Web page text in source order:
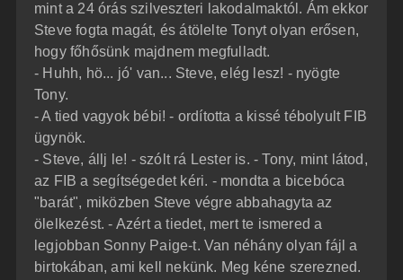
mint a 24 órás szilveszteri lakodalmaktól. Ám ekkor
Steve fogta magát, és átölelte Tonyt olyan erősen,
hogy főhősünk majdnem megfulladt.
- Huhh, hö... jó' van... Steve, elég lesz! - nyögte
Tony.
- A tied vagyok bébi! - ordította a kissé tébolyult FIB
ügynök.
- Steve, állj le! - szólt rá Lester is. - Tony, mint látod,
az FIB a segítségedet kéri. - mondta a bicebóca
"barát", miközben Steve végre abbahagyta az
ölelkezést. - Azért a tiedet, mert te ismered a
legjobban Sonny Paige-t. Van néhány olyan fájl a
birtokában, ami kell nekünk. Meg kéne szerezned.